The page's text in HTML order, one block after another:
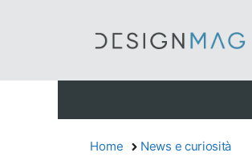
Home News e curiosità